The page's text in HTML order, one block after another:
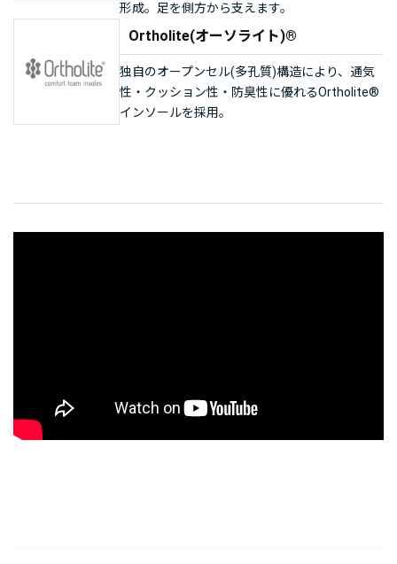
形成。足を側方から支えます。
Ortholite(オーソライト)®️
独自のオープンセル(多孔質)構造により、通気
性・クッション性・防臭性に優れるOrtholite®️
インソールを採用。